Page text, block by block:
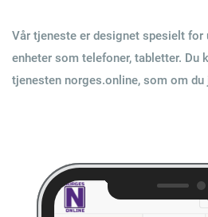
Vår tjeneste er designet spesielt
enheter som telefoner, tabletter. Du
tjenesten norges.online, som om du